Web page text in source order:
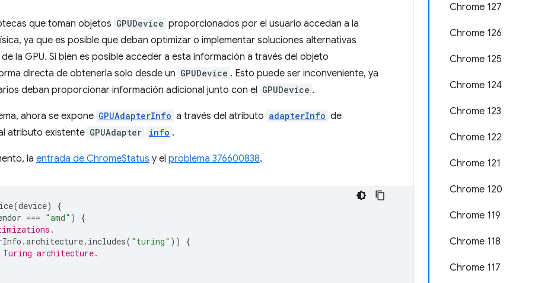
Chrome 127
Chrome 126
Chrome 125
Chrome 124
Chrome 123
Chrome 122
Chrome 121
Chrome 120
Chrome 119
Chrome 118
Chrome 117
que toman objetos GPUDevice proporcionados por el usuario accedan a la
ya que es posible que deban optimizar o implementar soluciones alternativas
la GPU. Si bien es posible acceder a esta información a través del objeto
directa de obtenerla solo desde un GPUDevice . Esto puede ser inconveniente, ya
deban proporcionar información adicional junto con el GPUDevice .
ahora se expone GPUAdapterInfo a través del atributo adapterInfo de
atributo existente GPUAdapter info .
la entrada de ChromeStatus y el problema 376600838.
(device)
{
=== "amd" )
{
.architecture. includes( "turing" ))
{
architecture.